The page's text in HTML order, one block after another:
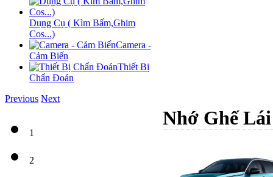
Dụng Cụ ( Kìm Bấm,Ghim
Cos...)
Camera -
Cảm Biến
Thiết Bị
Chẩn Đoán
Nhớ Ghế
Previous Next
1
2